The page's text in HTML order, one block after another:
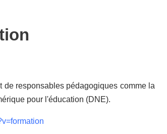
de responsables pédagogiques comme la
pour l'éducation (DNE).